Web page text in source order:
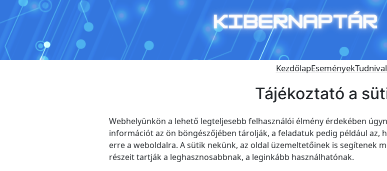
Ugrás
tartalomhoz
KezdőlapEsemények
Tájékoztató a
Webhelyünkön a lehető legteljesebb felhasználói élmény érdekében
információt az ön böngészőjében tárolják, a feladatuk pedig például az,
erre a weboldalra. A sütik nekünk, az oldal üzemeltetőinek is segítenek
részeit tartják a leghasznosabbnak, a leginkább használhatónak.